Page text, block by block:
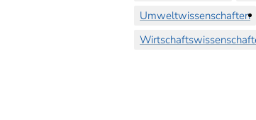
Umweltwissenschaften